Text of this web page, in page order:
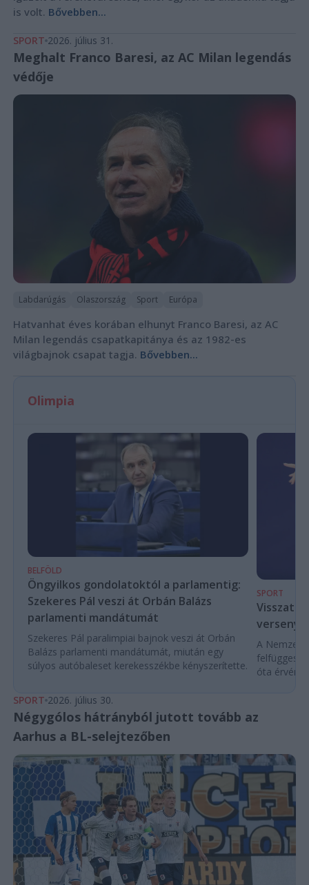
is volt. Bővebben...
SPORT 2026. július 31.
Meghalt Franco Baresi, az AC Milan legendás
védője
Labdarúgás Olaszország Sport Európa
Hatvanhat éves korában elhunyt Franco Baresi, az AC
Milan legendás csapatkapitánya és az 1982-es
világbajnok csapat tagja. Bővebben...
Olimpia
BELFÖLD
Öngyilkos gondolatoktól a parlamentig:
Szekeres Pál veszi át Orbán Balázs
parlamenti mandátumát
Szekeres Pál paralimpiai bajnok veszi át Orbán
Balázs parlamenti mandátumát, miután egy
súlyos autóbaleset kerekesszékbe kényszerítette.
SPORT
A
óta
SPORT 2026. július 30.
Négygólos hátrányból jutott tovább az
Aarhus a BL-selejtezőben